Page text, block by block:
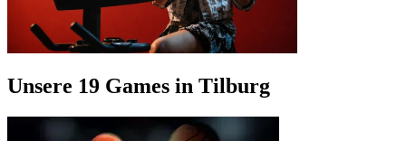
Unsere 19 Games in Tilburg